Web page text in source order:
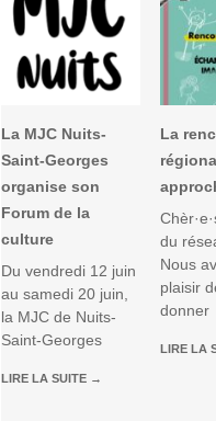
La MJC Nuits-
Saint-Georges
organise son
Forum de la
culture
Du vendredi 12 juin
au samedi 20 juin,
la MJC de Nuits-
Saint-Georges
LIRE LA SUITE →
La
du
Nous
plaisir
donner
LIRE LA